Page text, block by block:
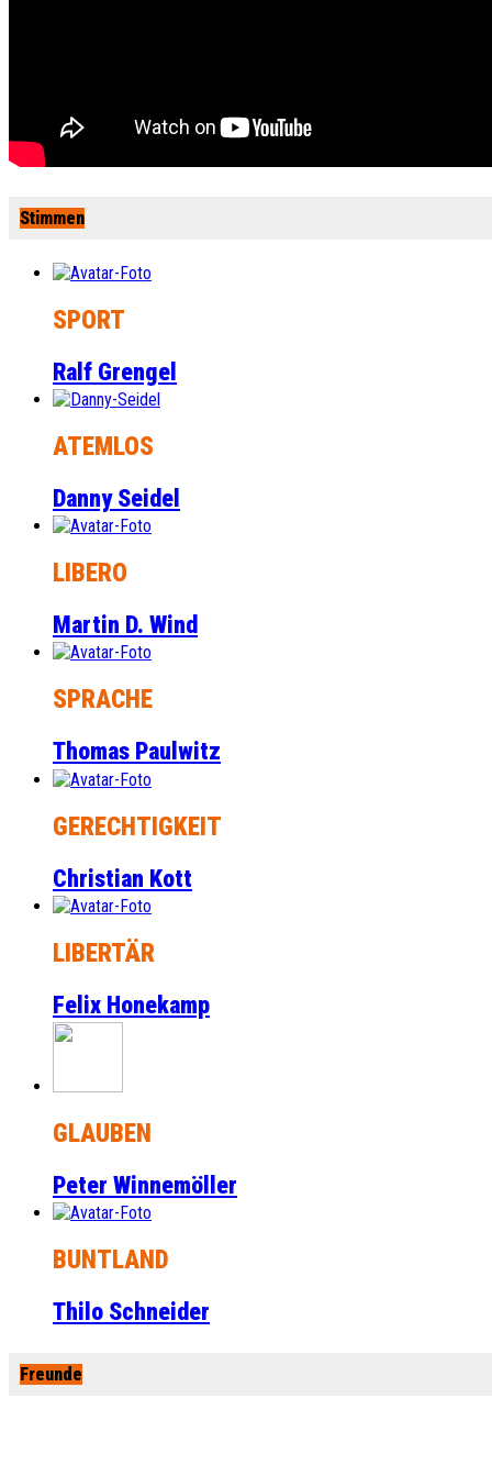
Stimmen
SPORT
Ralf Grengel
ATEMLOS
Danny Seidel
LIBERO
Martin D. Wind
SPRACHE
Thomas Paulwitz
GERECHTIGKEIT
Christian Kott
LIBERTÄR
Felix Honekamp
GLAUBEN
Peter Winnemöller
BUNTLAND
Thilo Schneider
Freunde